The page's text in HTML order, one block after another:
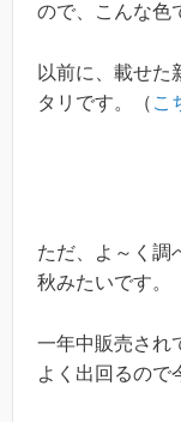
ので、こんな色
以前に、載せた
タリです。（ こ
ただ、よ～く調
秋みたいです。
一年中販売され
よく出回るので